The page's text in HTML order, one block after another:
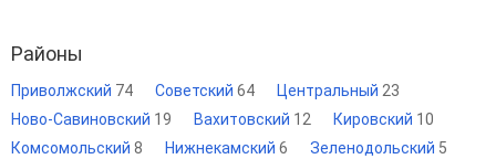
Районы
Приволжский 74 Советский 64 Центральный 23
Ново-Савиновский 19 Вахитовский 12 Кировский 10
Комсомольский 8 Нижнекамский 6 Зеленодольский 5